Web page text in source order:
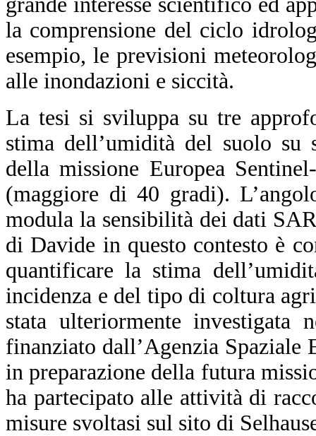
la comprensione del ciclo
esempio, le previsioni
alle inondazioni e siccità.
La tesi si sviluppa su tre
stima dell’umidità del suolo
della missione Europea
(maggiore di 40 gradi).
modula la sensibilità dei dati
di Davide in questo contesto è
quantificare la stima
incidenza e del tipo di coltura
stata ulteriormente investigata
finanziato dall’Agenzia Spaziale
in preparazione della futura
ha partecipato alle attività di
misure svoltasi sul sito di